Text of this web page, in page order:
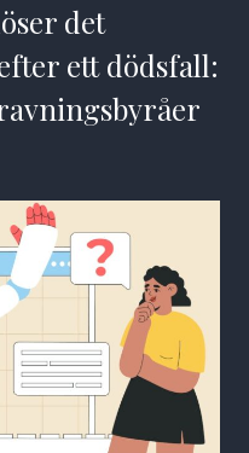
det
ett dödsfall: